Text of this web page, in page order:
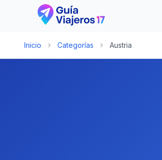
Inicio Categorías Austria